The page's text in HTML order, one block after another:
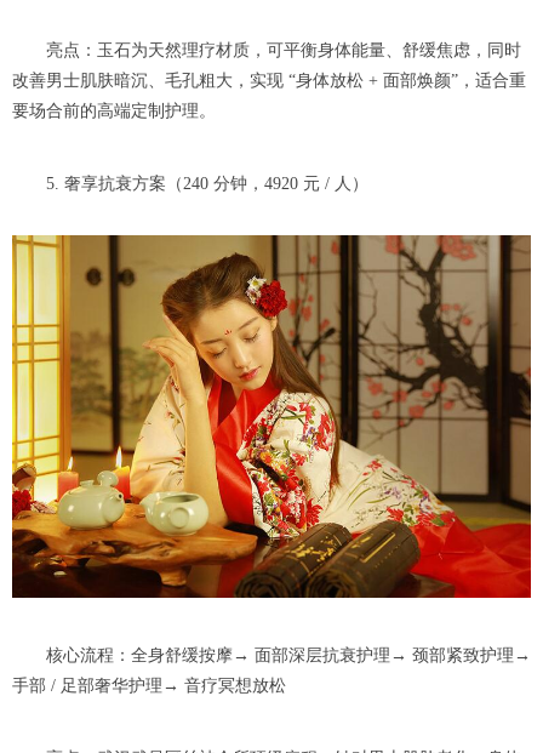
亮点：玉石为天然理疗材质，可平衡身体能量、舒缓焦虑，同时
改善男士肌肤暗沉、毛孔粗大，实现 “身体放松 + 面部焕颜”，适合重
要场合前的高端定制护理。
5. 奢享抗衰方案（240 分钟，4920 元 / 人）
核心流程：全身舒缓按摩→ 面部深层抗衰护理→ 颈部紧致护理→
手部 / 足部奢华护理→ 音疗冥想放松